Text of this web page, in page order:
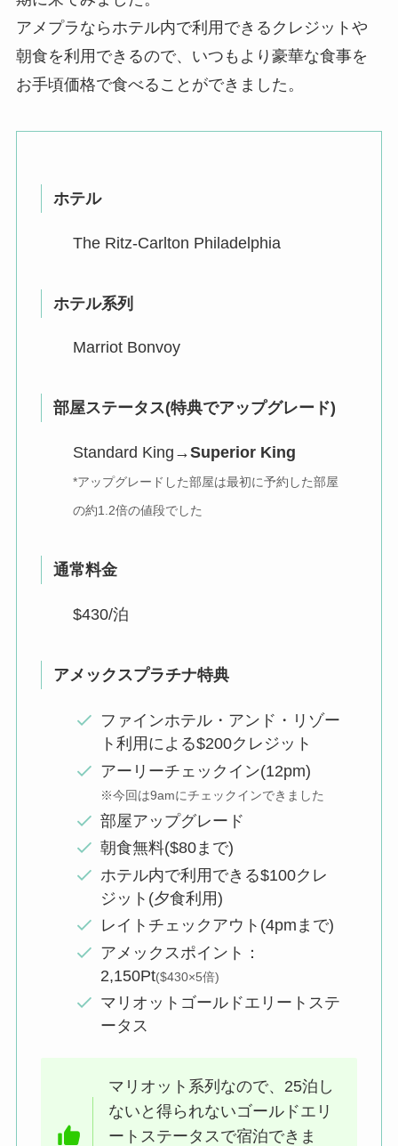
アメプラならホテル内で利用できるクレジットや
朝食を利用できるので、いつもより豪華な食事を
お手頃価格で食べることができました。
ホテル
The Ritz-Carlton Philadelphia
ホテル系列
Marriot Bonvoy
部屋ステータス(特典でアップグレード)
Standard King→Superior King
*アップグレードした部屋は最初に予約した部屋
の約1.2倍の値段でした
通常料金
$430/泊
アメックスプラチナ特典
ファインホテル・アンド・リゾー
ト利用による$200クレジット
アーリーチェックイン(12pm)
※今回は9amにチェックインできました
部屋アップグレード
朝食無料($80まで)
ホテル内で利用できる$100クレ
ジット(夕食利用)
レイトチェックアウト(4pmまで)
アメックスポイント：
2,150Pt($430×5倍)
マリオットゴールドエリートステ
ータス
マリオット系列なので、25泊し
ないと得られないゴールドエリ
ートステータスで宿泊できま